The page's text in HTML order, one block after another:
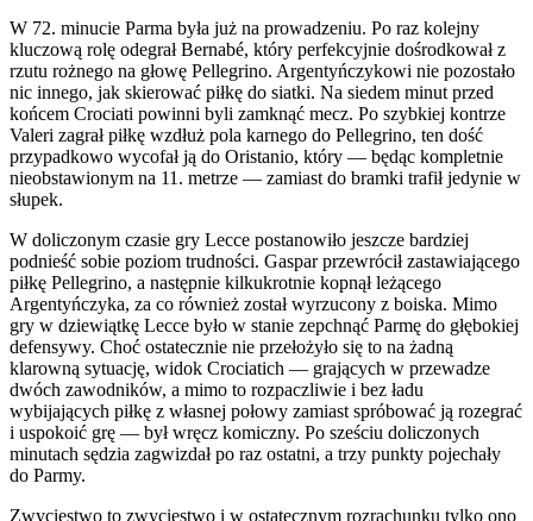
W 72. minucie Parma była już na prowadzeniu. Po raz kolejny
kluczową rolę odegrał Bernabé, który perfekcyjnie dośrodkował z
rzutu rożnego na głowę Pellegrino. Argentyńczykowi nie pozostało
nic innego, jak skierować piłkę do siatki. Na siedem minut przed
końcem Crociati powinni byli zamknąć mecz. Po szybkiej kontrze
Valeri zagrał piłkę wzdłuż pola karnego do Pellegrino, ten dość
przypadkowo wycofał ją do Oristanio, który — będąc kompletnie
nieobstawionym na 11. metrze — zamiast do bramki trafił jedynie w
słupek.
W doliczonym czasie gry Lecce postanowiło jeszcze bardziej
podnieść sobie poziom trudności. Gaspar przewrócił zastawiającego
piłkę Pellegrino, a następnie kilkukrotnie kopnął leżącego
Argentyńczyka, za co również został wyrzucony z boiska. Mimo
gry w dziewiątkę Lecce było w stanie zepchnąć Parmę do głębokiej
defensywy. Choć ostatecznie nie przełożyło się to na żadną
klarowną sytuację, widok Crociatich — grających w przewadze
dwóch zawodników, a mimo to rozpaczliwie i bez ładu
wybijających piłkę z własnej połowy zamiast spróbować ją rozegrać
i uspokoić grę — był wręcz komiczny. Po sześciu doliczonych
minutach sędzia zagwizdał po raz ostatni, a trzy punkty pojechały
do Parmy.
Zwycięstwo to zwycięstwo i w ostatecznym rozrachunku tylko ono